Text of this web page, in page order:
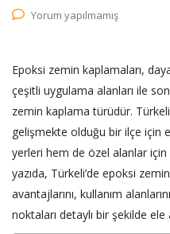
Yorum yapılmamış
Epoksi zemin kaplamaları,
çeşitli uygulama alanları ile
zemin kaplama türüdür.
gelişmekte olduğu bir ilçe için
yerleri hem de özel alanlar
yazıda, Türkeli’de epoksi
avantajlarını, kullanım
noktaları detaylı bir şekilde ele